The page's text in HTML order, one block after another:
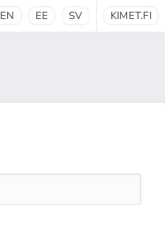
EN EE SV KIMET.FI